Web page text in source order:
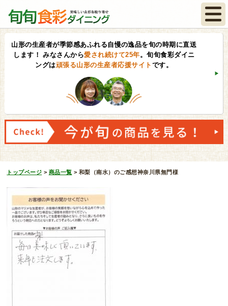
山形の生産者が季節感あふれる自慢の逸品を旬の時期に直送
します！ みなさんから愛され続けて25年。旬旬食彩ダイニ
ングは頑張る山形の生産者応援サイト です。
トップページ > 商品一覧 > 和梨（南水）のご感想神奈川県無門様